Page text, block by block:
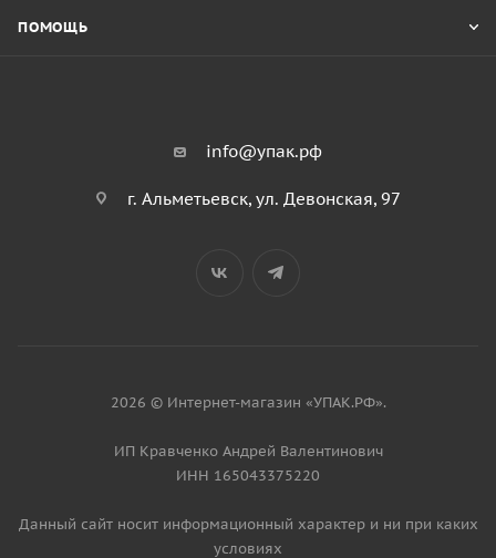
ПОМОЩЬ
info@упак.рф
г. Альметьевск, ул. Девонская, 97
2026 © Интернет-магазин «УПАК.РФ».
ИП Кравченко Андрей Валентинович
ИНН 165043375220
Данный сайт носит информационный характер и ни при каких
условиях